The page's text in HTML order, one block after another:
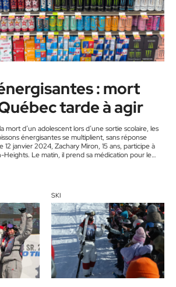
: mort
tarde à agir
mort d’un adolescent lors d’une sortie scolaire, les
énergisantes se multiplient, sans réponse
janvier 2024, Zachary Miron, 15 ans, participe à
Heights. Le matin, il prend sa médication pour le
SKI